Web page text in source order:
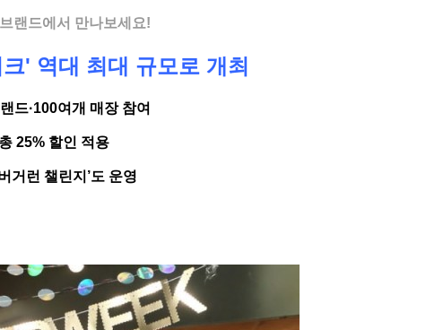
랜드에서 만나보세요!
' 역대 최대 규모로 개최
드·100여개 매장 참여
25% 할인 적용
거런 챌린지’도 운영